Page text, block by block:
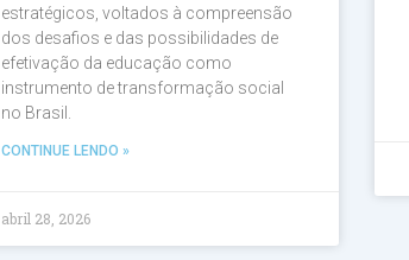
estratégicos, voltados à compreensão
dos desafios e das possibilidades de
efetivação da educação como
instrumento de transformação social
no Brasil.
CONTINUE LENDO »
abril 28, 2026